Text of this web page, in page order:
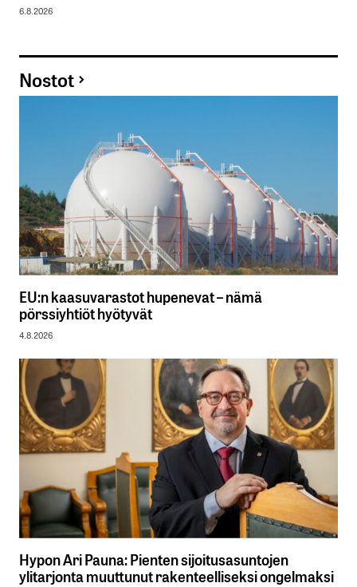
6.8.2026
Nostot
EU:n kaasuvarastot hupenevat – nämä
pörssiyhtiöt hyötyvät
4.8.2026
Hypon Ari Pauna: Pienten sijoitusasuntojen
ylitarjonta muuttunut rakenteelliseksi ongelmaksi